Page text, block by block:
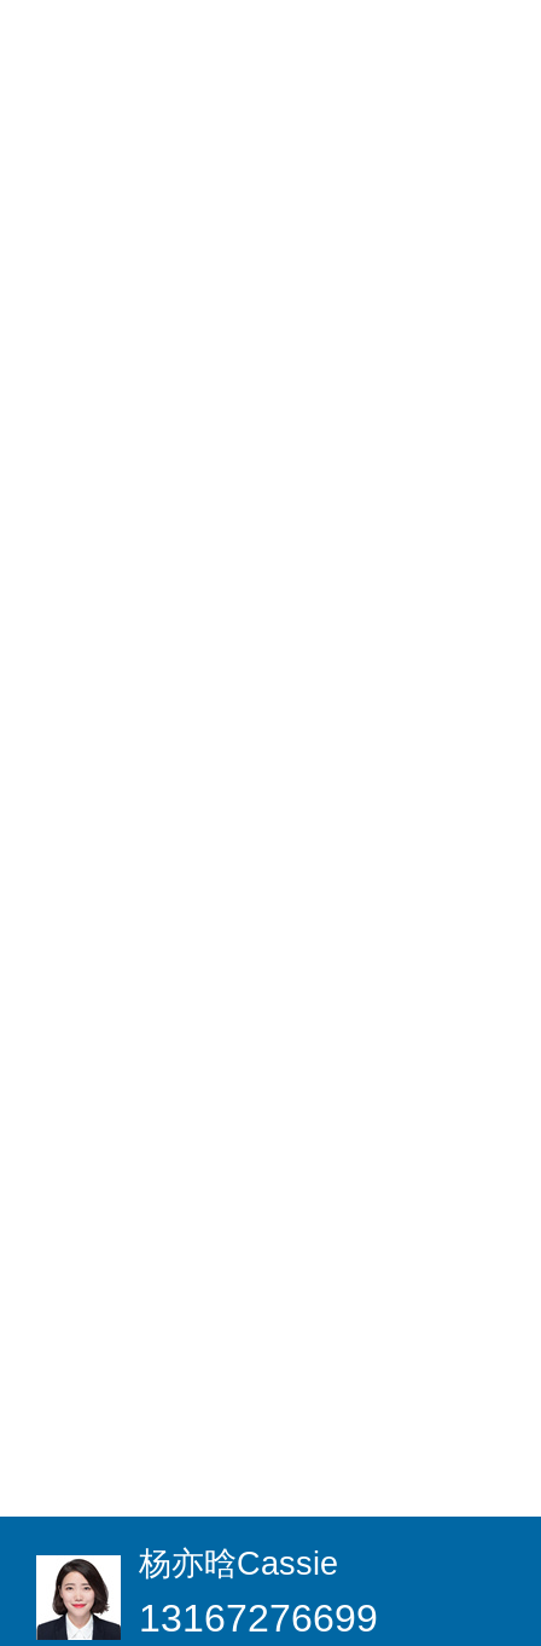
杨亦晗Cassie
13167276699